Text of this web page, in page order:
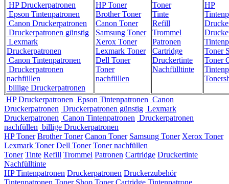
HP Druckerpatronen
Epson Tintenpatronen
Canon Druckerpatronen
Druckerpatronen günstig
Lexmark
Druckerpatronen
Canon Tintenpatronen
Druckerpatronen
nachfüllen
billige Druckerpatronen
HP Toner
Brother Toner
Canon Toner
Samsung Toner
Xerox Toner
Lexmark Toner
Dell Toner
Toner
nachfüllen
Toner
Tinte
Refill
Trommel
Patronen
Cartridge
Druckertinte
Nachfülltinte
HP
Toner
Toner
HP Druckerpatronen Epson Tintenpatronen Canon
Druckerpatronen Druckerpatronen günstig Lexmark
Druckerpatronen Canon Tintenpatronen Druckerpatronen
nachfüllen billige Druckerpatronen
HP Toner Brother Toner Canon Toner Samsung Toner Xerox Toner
Lexmark Toner Dell Toner Toner nachfüllen
Toner Tinte Refill Trommel Patronen Cartridge Druckertinte
Nachfülltinte
HP Tintenpatronen Druckerpatronen Druckerzubehör
Tintenpatronen Toner Shop Toner Cartridge Tintenpatrone